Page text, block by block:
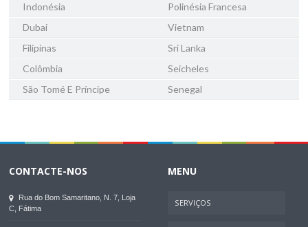
Indonésia
Polinésia Francesa
Dubai
Vietnam
Filipinas
Sri Lanka
Colômbia
Seicheles
São Tomé E Príncipe
Senegal
CONTACTE-NOS
Rua do Bom Samaritano, N. 7, Loja
C, Fátima
MENU
SERVIÇOS